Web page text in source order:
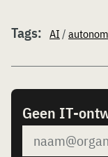
Tags: AI /
Geen IT-